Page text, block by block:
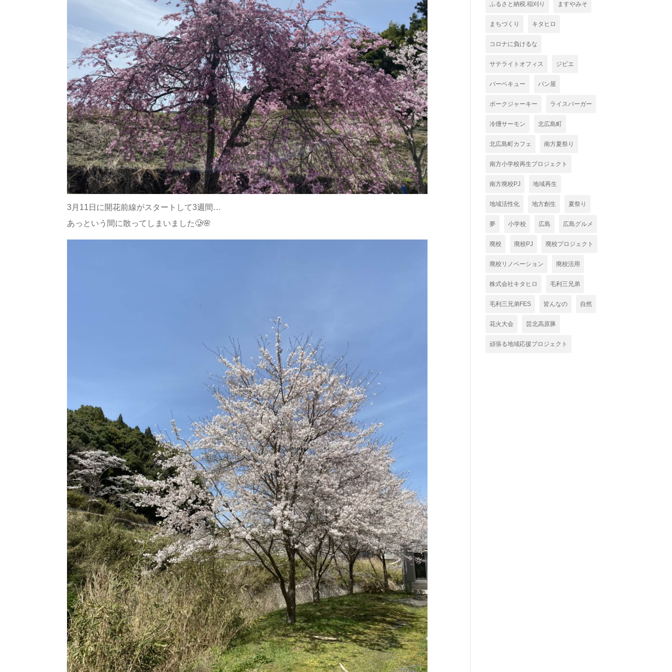
3月11日に開花前線がスタートして3週間…
あっという間に散ってしまいました🥲🌸
ふるさと納税.稲刈り ますやみそ
まちづくり キタヒロ
コロナに負けるな
サテライトオフィス ジビエ
バーベキュー パン屋
ポークジャーキー ライスバーガー
冷燻サーモン 北広島町
北広島町カフェ 南方夏祭り
南方小学校再生プロジェクト
南方廃校PJ 地域再生
地域活性化 地方創生 夏祭り
夢 小学校 広島 広島グルメ
廃校 廃校PJ 廃校プロジェクト
廃校リノベーション 廃校活用
株式会社キタヒロ 毛利三兄弟
毛利三兄弟FES 皆んなの 自然
花火大会 芸北高原豚
頑張る地域応援プロジェクト